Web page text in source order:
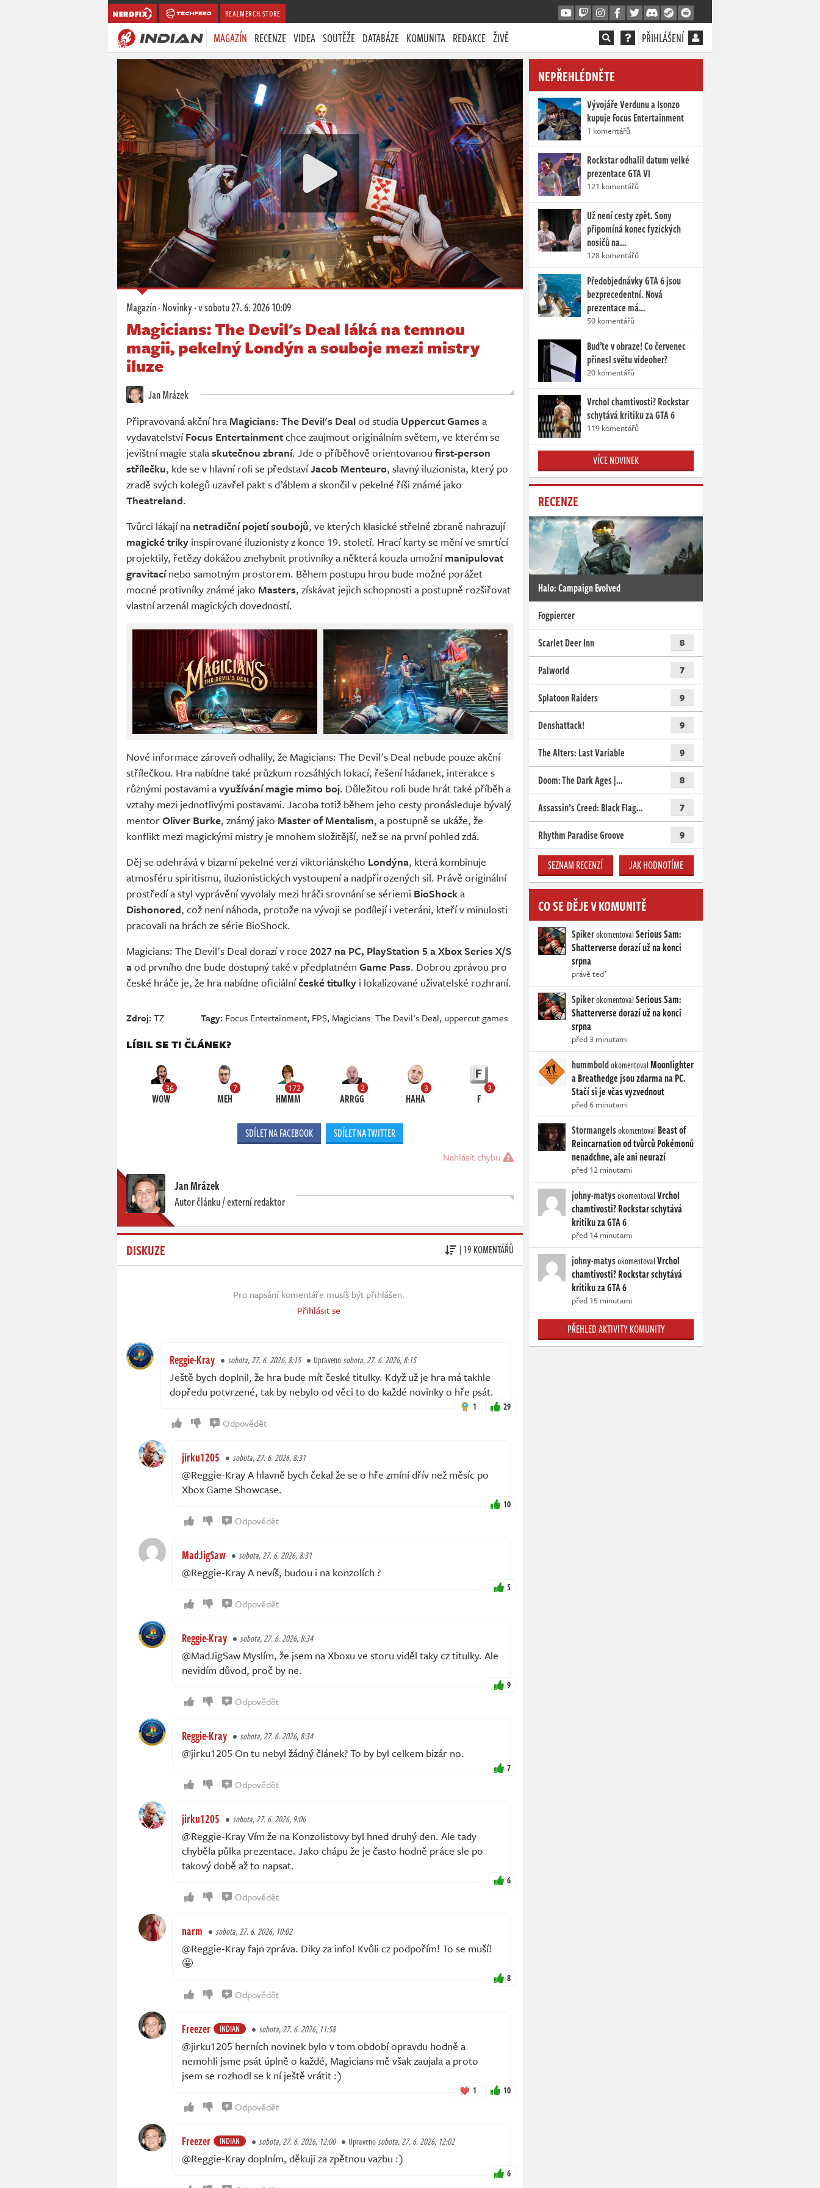
REALMERCH.STORE
MAGAZÍN RECENZE VIDEA SOUTĚŽE DATABÁZE KOMUNITA REDAKCE ŽIVĚ PŘIHLÁŠENÍ
Magazín·Novinky·v sobotu27. 6. 2026 10:09
Magicians: The Devil's Deal láká na temnou
magii, pekelný Londýn a souboje mezi mistry
iluze
Jan Mrázek
Připravovaná akční hra Magicians: The Devil's Dealod studia Uppercut Games a
vydavatelstvíFocus Entertainmentchce zaujmout originálním světem, ve kterém se
jevištní magie stalaskutečnou zbraní. Jde o příběhově orientovanou first-person
střílečku, kde se v hlavní roli se představíJacob Menteuro, slavný iluzionista, který po
zradě svých kolegů uzavřel pakt s ďáblem a skončil v pekelné říši známé jako
Theatreland.
Tvůrci lákají na netradiční pojetí soubojů, ve kterých klasické střelné zbraně nahrazují
magické triky inspirované iluzionisty z konce 19. století. Hrací karty se mění ve smrtící
projektily, řetězy dokážou znehybnit protivníky a některá kouzla umožnímanipulovat
gravitacínebo samotným prostorem. Během postupu hrou bude možné porážet
mocné protivníky známé jako Masters, získávat jejich schopnosti a postupně rozšiřovat
vlastní arzenál magických dovedností.
Nové informace zároveň odhalily, že Magicians: The Devil's Deal nebude pouze akční
střílečkou. Hra nabídne také průzkum rozsáhlých lokací, řešení hádanek, interakce s
různými postavami avyužívání magie mimo boj. Důležitou roli bude hrát také příběh a
vztahy mezi jednotlivými postavami. Jacoba totiž během jeho cesty pronásleduje bývalý
mentorOliver Burke, známý jako Master of Mentalism, a postupně se ukáže, že
konflikt mezi magickými mistry je mnohem složitější, než se na první pohled zdá.
Děj se odehrává v bizarní pekelné verzi viktoriánského Londýna, která kombinuje
atmosféru spiritismu, iluzionistických vystoupení a nadpřirozených sil. Právě originální
prostředí a styl vyprávění vyvolaly mezi hráči srovnání se sériemi BioShocka
Dishonored, což není náhoda, protože na vývoji se podílejí i veteráni, kteří v minulosti
pracovali na hrách ze série BioShock.
Magicians: The Devil's Deal dorazí v roce 2027 na PC, PlayStation 5 a Xbox Series X/S
aod prvního dne bude dostupný také v předplatném Game Pass. Dobrou zprávou pro
české hráče je, že hra nabídne oficiálníčeské titulky i lokalizované uživatelské rozhraní.
Zdroj:TZ Tagy: Focus Entertainment, FPS, Magicians: The Devil's Deal, uppercut games
LÍBIL SE TI ČLÁNEK?
36
WOW
7
MEH
172
HMMM
2
ARRGG
3
HAHA
3
F
SDÍLET NA FACEBOOK SDÍLET NA TWITTER
Nahlásit chybu
Jan Mrázek
Autor článku / externí redaktor
DISKUZE | 19 KOMENTÁŘŮ
Pro napsání komentáře musíš být přihlášen.
Přihlásit se
Reggie-Kray sobota, 27. 6. 2026, 8:15 Upravenosobota, 27. 6. 2026, 8:15
Ještě bych doplnil, že hra bude mít české titulky. Když už je hra má takhle
dopředu potvrzené, tak by nebylo od věci to do každé novinky o hře psát.
1 29
Odpovědět
jirku1205 sobota, 27. 6. 2026, 8:31
@Reggie-Kray A hlavně bych čekal že se o hře zmíní dřív než měsíc po
Xbox Game Showcase.
10
Odpovědět
MadJigSaw sobota, 27. 6. 2026, 8:31
@Reggie-Kray A nevíš, budou i na konzolích ?
5
Odpovědět
Reggie-Kray sobota, 27. 6. 2026, 8:34
@MadJigSaw Myslím, že jsem na Xboxu ve storu viděl taky cz titulky. Ale
nevidím důvod, proč by ne.
9
Odpovědět
Reggie-Kray sobota, 27. 6. 2026, 8:34
@jirku1205 On tu nebyl žádný článek? To by byl celkem bizár no.
7
Odpovědět
jirku1205 sobota, 27. 6. 2026, 9:06
@Reggie-Kray Vím že na Konzolistovy byl hned druhý den. Ale tady
chyběla půlka prezentace. Jako chápu že je často hodně práce sle po
takový době až to napsat.
6
Odpovědět
narm sobota, 27. 6. 2026, 10:02
@Reggie-Kray fajn zpráva. Diky za info! Kvůli cz podpořím! To se muší!
🤩
8
Odpovědět
Freezer INDIAN sobota, 27. 6. 2026, 11:58
@jirku1205 herních novinek bylo v tom období opravdu hodně a
nemohli jsme psát úplně o každé, Magicians mě však zaujala a proto
jsem se rozhodl se k ní ještě vrátit :)
1 10
Odpovědět
Freezer INDIAN sobota, 27. 6. 2026, 12:00 Upravenosobota, 27. 6. 2026, 12:02
@Reggie-Kray doplním, děkuji za zpětnou vazbu :)
6
NEPŘEHLÉDNĚTE
Vývojáře Verdunu a Isonzo
kupuje Focus Entertainment
1 komentářů
Rockstar odhalil datum velké
prezentace GTA VI
121 komentářů
Už není cesty zpět. Sony
připomíná konec fyzických
nosičů na…
128 komentářů
Předobjednávky GTA 6 jsou
bezprecedentní. Nová
prezentace má…
50 komentářů
Buďte v obraze! Co červenec
přinesl světu videoher?
20 komentářů
Vrchol chamtivosti? Rockstar
schytává kritiku za GTA 6
119 komentářů
VÍCE NOVINEK
RECENZE
Halo: Campaign Evolved
Fogpiercer
Scarlet Deer Inn
8
Palworld 7
Splatoon Raiders 9
Denshattack! 9
The Alters: Last Variable 9
Doom: The Dark Ages |… 8
Assassin’s Creed: Black Flag… 7
Rhythm Paradise Groove 9
SEZNAM RECENZÍ JAK HODNOTÍME
CO SE DĚJE V KOMUNITĚ
SpikerokomentovalSerious Sam:
Shatterverse dorazí už na konci
srpna
právě teď
SpikerokomentovalSerious Sam:
Shatterverse dorazí už na konci
srpna
před 3 minutami
hummboldokomentovalMoonlighter
a Breathedge jsou zdarma na PC.
Stačí si je včas vyzvednout
před 6 minutami
Stormangelsokomentoval Beast of
Reincarnation od tvůrců Pokémonů
nenadchne, ale ani neurazí
před 12 minutami
johny-matysokomentovalVrchol
chamtivosti? Rockstar schytává
kritiku za GTA 6
před 14 minutami
johny-matysokomentovalVrchol
chamtivosti? Rockstar schytává
kritiku za GTA 6
před 15 minutami
PŘEHLED AKTIVITY KOMUNITY